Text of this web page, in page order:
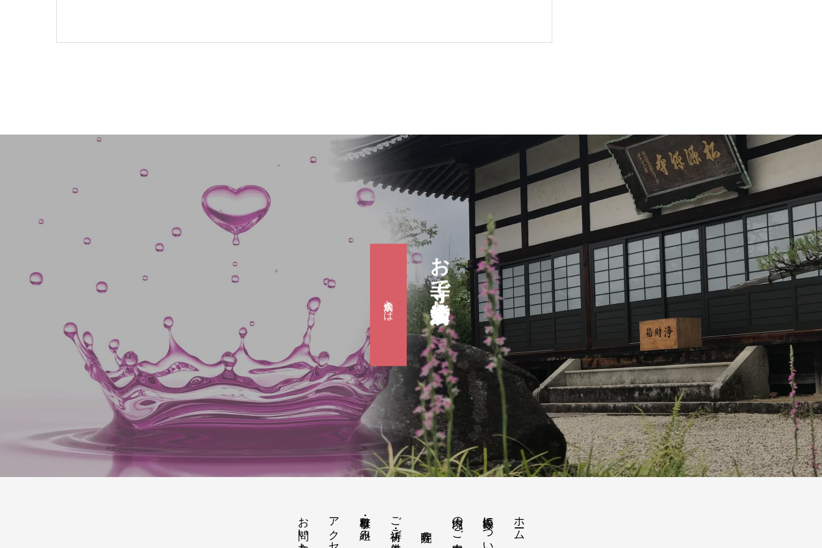
お寺で婚活『滴水会』
滴水会とは
ホーム
松源寺について
境内のご案内
ご祈祷・ご供養
行事・取り組み
アクセス地図
お問い合わせ